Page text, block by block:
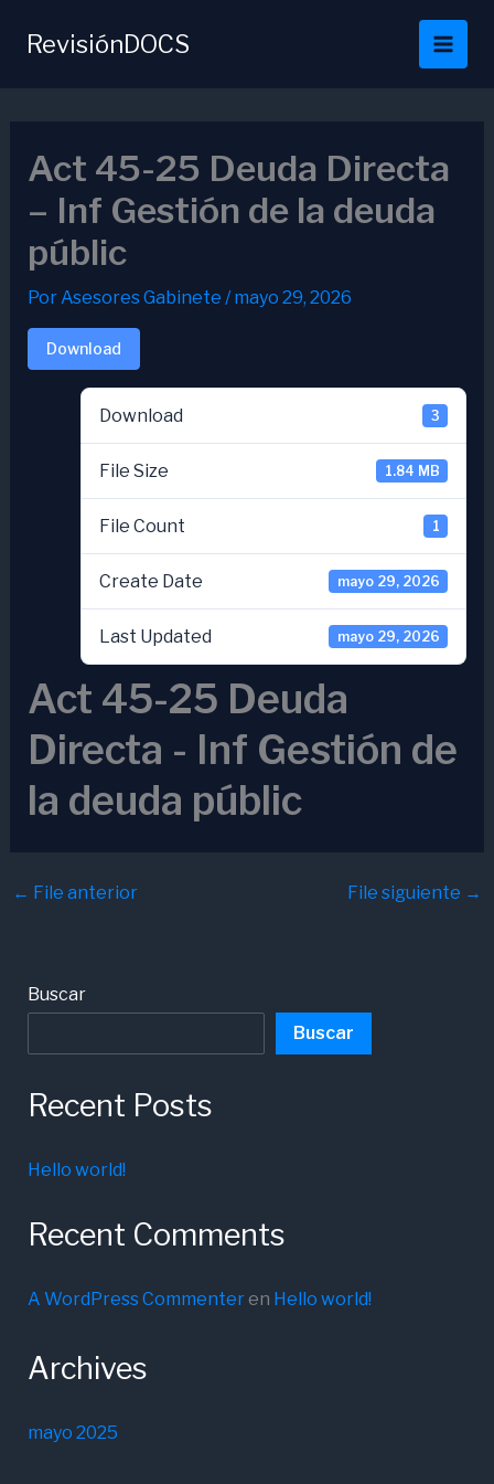
RevisiónDOCS
Act 45-25 Deuda Directa
– Inf Gestión de la deuda
públic
PorAsesores Gabinete /mayo 29, 2026
Download
Download 3
File Size 1.84 MB
File Count 1
Create Date mayo 29, 2026
Last Updated mayo 29, 2026
Act 45-25 Deuda
Directa - Inf Gestión de
la deuda públic
← File anterior File siguiente →
Buscar
Buscar
Recent Posts
Hello world!
Recent Comments
A WordPress Commenteren Hello world!
Archives
mayo 2025